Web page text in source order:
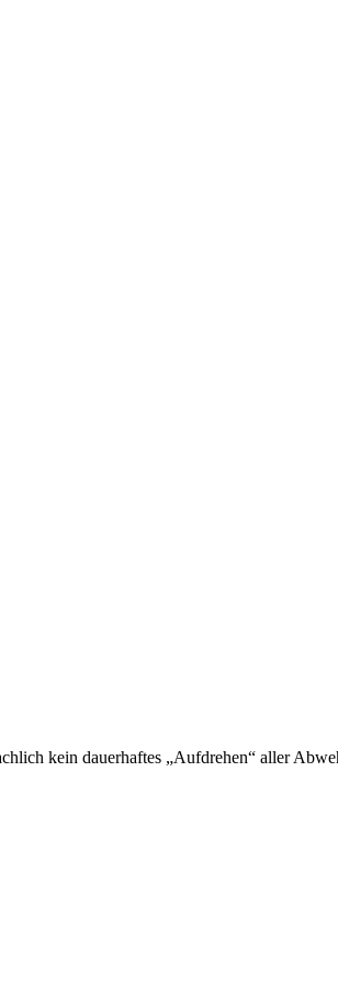
k‬ein dauerhaftes „Aufdrehen“ a‬ller